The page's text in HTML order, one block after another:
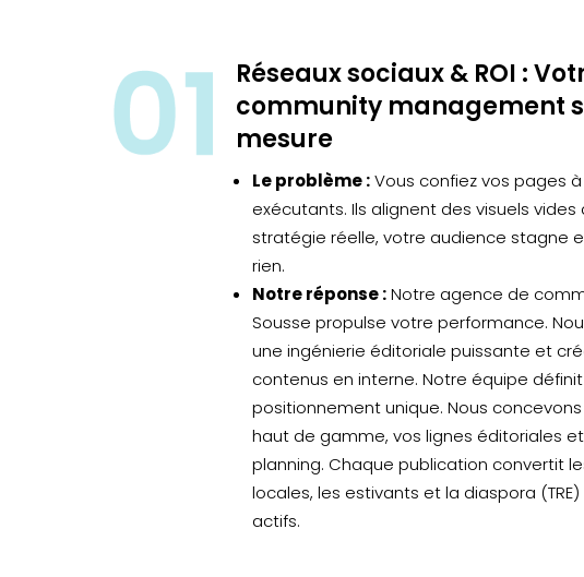
Réseaux sociaux & ROI :
community management
mesure
Le problème :Vous confiez vos pages
exécutants. Ils alignent des visuels vides
stratégie réelle, votre audience stagne
rien.
Notre réponse :Notre agence de
Sousse propulse votre performance.
une ingénierie éditoriale puissante et
contenus en interne. Notre équipe
positionnement unique. Nous concevons
haut de gamme, vos lignes éditoriales
planning. Chaque publication convertit
locales, les estivants et la diaspora
actifs.